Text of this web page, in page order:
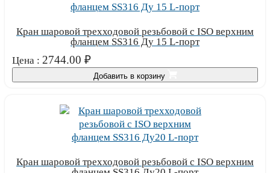
Кран шаровой трехходовой резьбовой с ISO верхним
фланцем SS316 Ду 15 L-порт
Цена : 2744.00 ₽
Добавить в корзину
Кран шаровой трехходовой резьбовой с ISO верхним